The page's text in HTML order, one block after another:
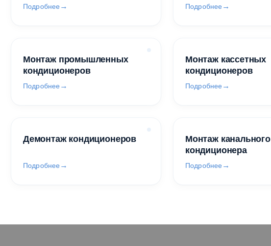
Подробнее Подробнее
Монтаж промышленных
кондиционеров
Подробнее
Монтаж кассетных
кондиционеров
Подробнее
Демонтаж кондиционеров
Подробнее
Монтаж канального
кондиционера
Подробнее